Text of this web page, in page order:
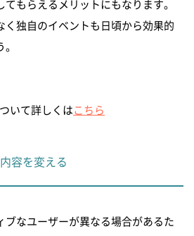
もらえるメリットにもなります。
く独自のイベントも日頃から効果的
いて詳しくは こちら
容を変える
ブなユーザーが異なる場合があるた